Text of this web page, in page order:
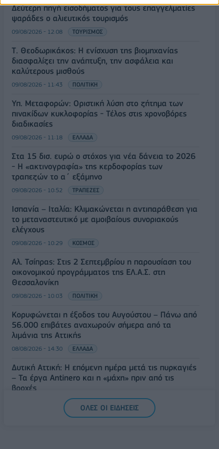
Δεύτερη πηγή εισοδήματος για τους επαγγελματίες
ψαράδες ο αλιευτικός τουρισμός
09/08/2026 - 12:08 ΤΟΥΡΙΣΜΟΣ
Τ. Θεοδωρικάκος: Η ενίσχυση της βιομηχανίας
διασφαλίζει την ανάπτυξη, την ασφάλεια και
καλύτερους μισθούς
09/08/2026 - 11:43 ΠΟΛΙΤΙΚΗ
Υπ. Μεταφορών: Οριστική λύση στο ζήτημα των
πινακίδων κυκλοφορίας - Τέλος στις χρονοβόρες
διαδικασίες
09/08/2026 - 11:18 ΕΛΛΑΔΑ
Στα 15 δισ. ευρώ ο στόχος για νέα δάνεια το 2026
- Η «ακτινογραφία» της κερδοφορίας των
τραπεζών το α΄ εξάμηνο
09/08/2026 - 10:52 ΤΡΑΠΕΖΕΣ
Ισπανία – Ιταλία: Κλιμακώνεται η αντιπαράθεση για
το μεταναστευτικό με αμοιβαίους συνοριακούς
ελέγχους
09/08/2026 - 10:29 ΚΟΣΜΟΣ
Αλ. Τσίπρας: Στις 2 Σεπτεμβρίου η παρουσίαση του
οικονομικού προγράμματος της ΕΛ.Α.Σ. στη
Θεσσαλονίκη
09/08/2026 - 10:03 ΠΟΛΙΤΙΚΗ
Κορυφώνεται η έξοδος του Αυγούστου – Πάνω από
56.000 επιβάτες αναχωρούν σήμερα από τα
λιμάνια της Αττικής
08/08/2026 - 14:30 ΕΛΛΑΔΑ
Δυτική Αττική: Η επόμενη ημέρα μετά τις πυρκαγιές
– Τα έργα Antinero και η «μάχη» πριν από τις
βροχές
ΕΛΛΑΔΑ
Ειδικό Χωροταξικό για τον Τουρισμό: Οι νέοι
ΟΛΕΣ ΟΙ ΕΙΔΗΣΕΙΣ